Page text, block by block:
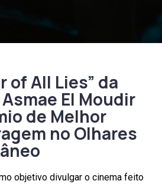
of All Lies” da
El Moudir
de Melhor
no Olhares
objetivo divulgar o cinema feito